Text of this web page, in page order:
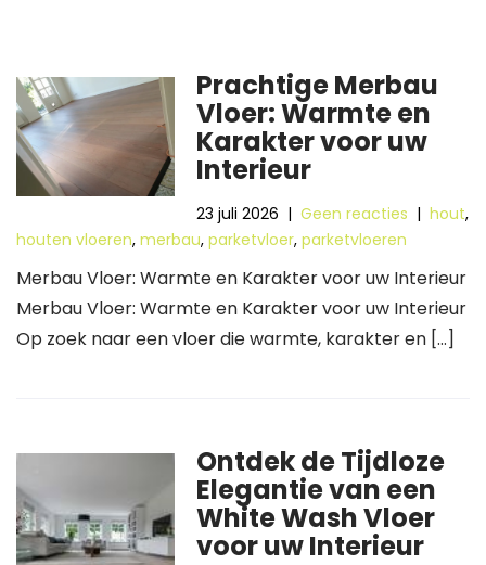
Prachtige Merbau
Vloer: Warmte en
Karakter voor uw
Interieur
23 juli 2026 |Geen reacties |hout,
houten vloeren, merbau, parketvloer, parketvloeren
Merbau Vloer: Warmte en Karakter voor uw Interieur
Merbau Vloer: Warmte en Karakter voor uw Interieur
Op zoek naar een vloer die warmte, karakter en […]
Ontdek de Tijdloze
Elegantie van een
White Wash Vloer
voor uw Interieur